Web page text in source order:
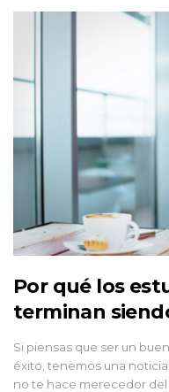
Por qué los
terminan
Si piensas que ser un
éxito, tenemos una
no te hace merecedor del